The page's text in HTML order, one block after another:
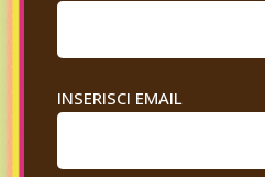
EMAIL(OBBLIGATORIO)
INSERISCI EMAIL